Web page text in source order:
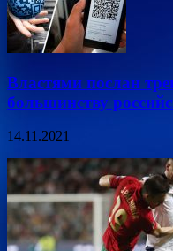
Властями послан
большинству
14.11.2021